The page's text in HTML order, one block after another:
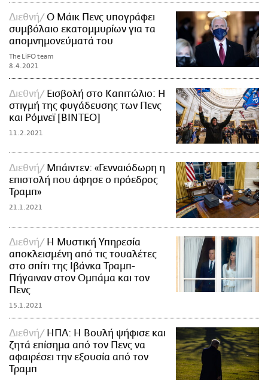
Διεθνή
Ο Μάικ Πενς υπογράφει
συμβόλαιο εκατομμυρίων για τα
απομνημονεύματά του
The LiFO team
8.4.2021
Διεθνή
Εισβολή στο Καπιτώλιο: H
στιγμή της φυγάδευσης των Πενς
και Ρόμνεϊ [ΒΙΝΤΕΟ]
11.2.2021
Διεθνή
Μπάιντεν: «Γενναιόδωρη η
επιστολή που άφησε ο πρόεδρος
Τραμπ»
21.1.2021
Διεθνή
Η Μυστική Υπηρεσία
αποκλεισμένη από τις τουαλέτες
στο σπίτι της Ιβάνκα Τραμπ-
Πήγαιναν στον Ομπάμα και τον
Πενς
15.1.2021
Διεθνή
ΗΠΑ: Η Βουλή ψήφισε και
ζητά επίσημα από τον Πενς να
αφαιρέσει την εξουσία από τον
Τραμπ